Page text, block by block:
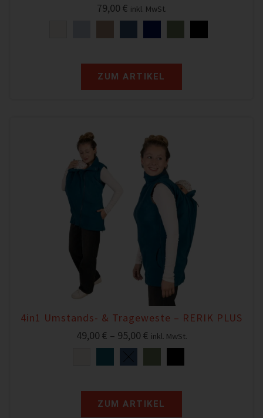
79,00 € inkl. MwSt.
ZUM ARTIKEL
4in1 Umstands- & Trageweste – RERIK PLUS
49,00 € – 95,00 € inkl. MwSt.
ZUM ARTIKEL